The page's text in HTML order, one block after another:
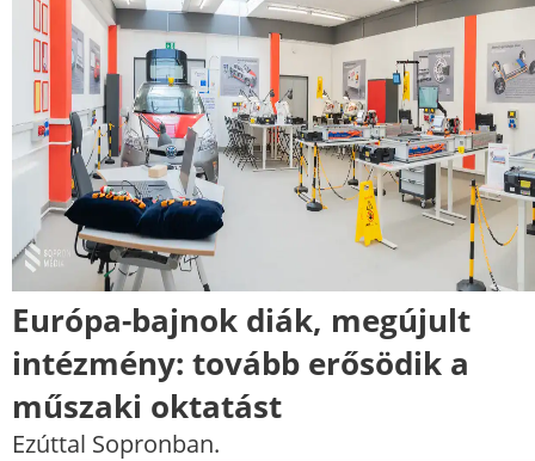
Európa-bajnok diák, megújult
intézmény: tovább erősödik a
műszaki oktatást
Ezúttal Sopronban.